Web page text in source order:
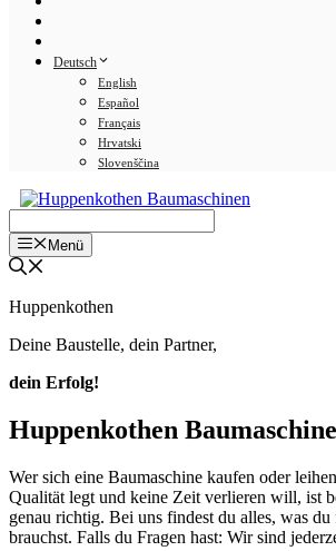
Deutsch
English
Español
Français
Hrvatski
Slovenščina
Menü
Huppenkothen
Deine Baustelle, dein Partner,
dein Erfolg!
Huppenkothen
Wer sich eine Baumaschine kaufen oder
Qualität legt und keine Zeit verlieren will, ist
genau richtig. Bei uns findest du alles, was
brauchst. Falls du Fragen hast: Wir sind